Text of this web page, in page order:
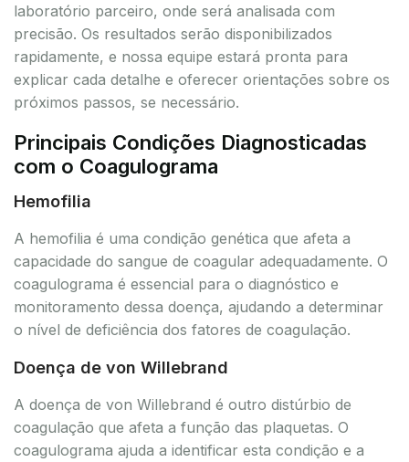
laboratório parceiro, onde será analisada com
precisão. Os resultados serão disponibilizados
rapidamente, e nossa equipe estará pronta para
explicar cada detalhe e oferecer orientações sobre os
próximos passos, se necessário.
Principais Condições Diagnosticadas
com o Coagulograma
Hemofilia
A hemofilia é uma condição genética que afeta a
capacidade do sangue de coagular adequadamente. O
coagulograma é essencial para o diagnóstico e
monitoramento dessa doença, ajudando a determinar
o nível de deficiência dos fatores de coagulação.
Doença de von Willebrand
A doença de von Willebrand é outro distúrbio de
coagulação que afeta a função das plaquetas. O
coagulograma ajuda a identificar esta condição e a